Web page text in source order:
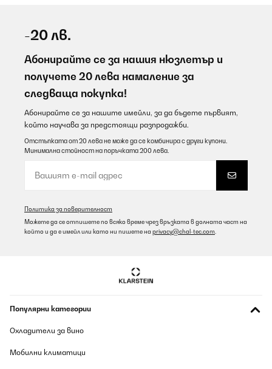
-20 лв.
Абонирайте се за нашия нюзлетър и
получете 20 лева намаление за
следваща покупка!
Абонирайте се за нашите имейли, за да бъдете първият,
който научава за предстоящи разпродажби.
Отстъпката от 20 лева не може да се комбинира с други купони.
Минимална стойност на поръчката 200 лева.
Политика за поверителност
Можете да се отпишете по всяко време чрез връзката в долната част на
който и да е имейл или като ни пишете на privacy@chal-tec.com
Популярни категории
Охладители за вино
Мобилни климатици